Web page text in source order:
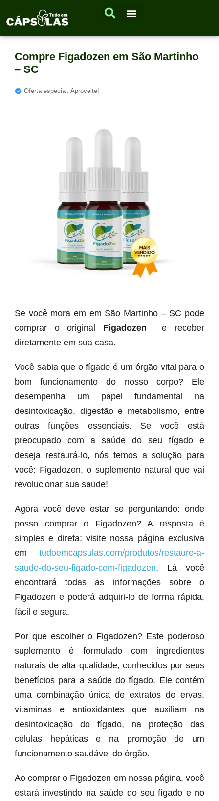
Compre Figadozen em São Martinho
– SC
Oferta especial. Aproveite!
Se você mora em em São Martinho – SC pode
comprar o original Figadozen
e receber
diretamente em sua casa.
Você sabia que o fígado é um órgão vital para o
bom funcionamento do nosso corpo? Ele
desempenha um papel fundamental na
desintoxicação, digestão e metabolismo, entre
outras funções essenciais. Se você está
preocupado com a saúde do seu fígado e
deseja restaurá-lo, nós temos a solução para
você: Figadozen, o suplemento natural que vai
revolucionar sua saúde!
Agora você deve estar se perguntando: onde
posso comprar o Figadozen? A resposta é
simples e direta: visite nossa página exclusiva
em tudoemcapsulas.com/produtos/restaure-a-
saude-do-seu-figado-com-figadozen. Lá você
encontrará todas as informações sobre o
Figadozen e poderá adquiri-lo de forma rápida,
fácil e segura.
Por que escolher o Figadozen? Este poderoso
suplemento é formulado com ingredientes
naturais de alta qualidade, conhecidos por seus
benefícios para a saúde do fígado. Ele contém
uma combinação única de extratos de ervas,
vitaminas e antioxidantes que auxiliam na
desintoxicação do fígado, na proteção das
células hepáticas e na promoção de um
funcionamento saudável do órgão.
Ao comprar o Figadozen em nossa página, você
estará investindo na saúde do seu fígado e no